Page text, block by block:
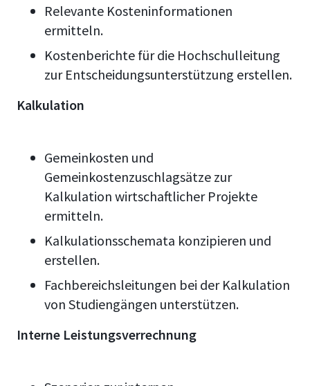
Relevante Kosteninformationen
ermitteln.
Kostenberichte für die Hochschulleitung
zur Entscheidungsunterstützung erstellen.
Kalkulation
Gemeinkosten und
Gemeinkostenzuschlagsätze zur
Kalkulation wirtschaftlicher Projekte
ermitteln.
Kalkulationsschemata konzipieren und
erstellen.
Fachbereichsleitungen bei der Kalkulation
von Studiengängen unterstützen.
Interne Leistungsverrechnung